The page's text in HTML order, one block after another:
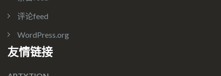
评论feed
WordPress.org
友情链接